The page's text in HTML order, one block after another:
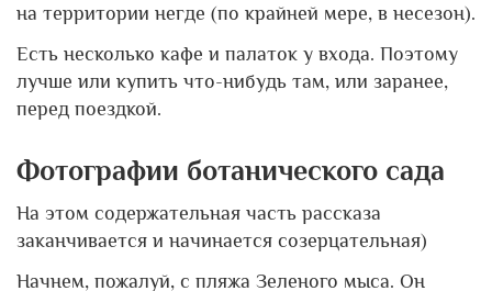
на территории негде (по крайней мере, в несезон).
Есть несколько кафе и палаток у входа. Поэтому
лучше или купить что-нибудь там, или заранее,
перед поездкой.
Фотографии ботанического сада
На этом содержательная часть рассказа
заканчивается и начинается созерцательная)
Начнем, пожалуй, с пляжа Зеленого мыса. Он